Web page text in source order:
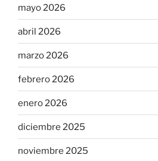
mayo 2026
abril 2026
marzo 2026
febrero 2026
enero 2026
diciembre 2025
noviembre 2025